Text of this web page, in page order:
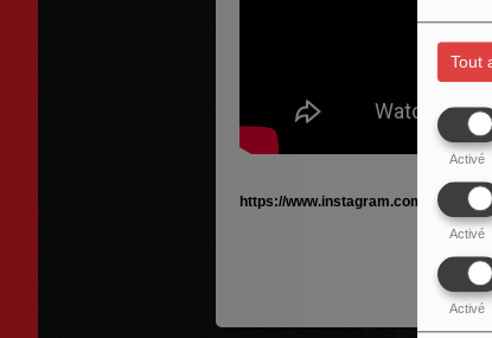
Tout
Activé
Activé
Activé
https://www.instagram.com/